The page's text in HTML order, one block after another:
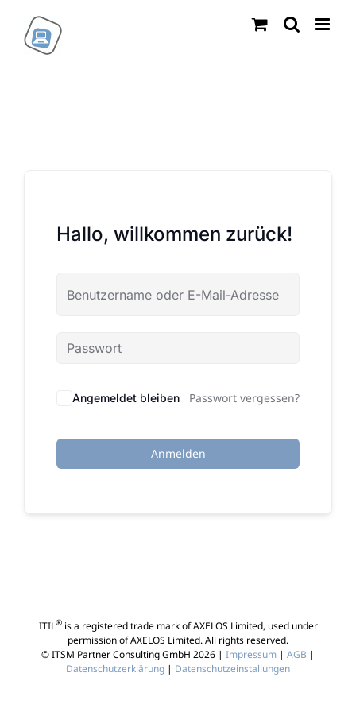
Inhalt
springen
Hallo, willkommen zurück!
Angemeldet bleiben Passwort vergessen?
Anmelden
ITIL®is a registered trade mark of AXELOS Limited, used under
permission of AXELOS Limited. All rights reserved.
© ITSM Partner Consulting GmbH 2026 | Impressum | AGB |
Datenschutzerklärung | Datenschutzeinstallungen